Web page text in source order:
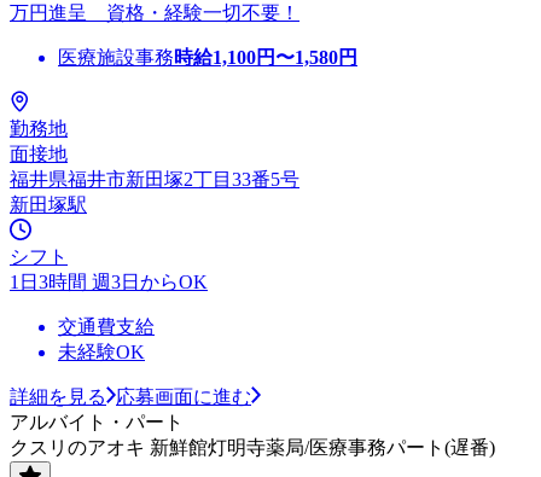
万円進呈 資格・経験一切不要！
医療施設事務時給1,100円〜1,580円
勤務地
面接地
福井県福井市新田塚2丁目33番5号
新田塚駅
シフト
1日3時間 週3日からOK
交通費支給
未経験OK
詳細を見る
応募画面に進む
アルバイト・パート
クスリのアオキ 新鮮館灯明寺薬局/医療事務パート(遅番)